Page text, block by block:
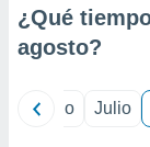
¿Qué
agosto?
Junio Julio